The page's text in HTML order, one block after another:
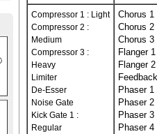
Compressor 1 : Light
Compressor 2 :
Medium
Compressor 3 :
Heavy
Limiter
De-Esser
Noise Gate
Kick Gate 1 :
Regular
Chorus
Chorus 2
Chorus 3
Flanger
Flanger
Feedback
Phaser
Phaser
Phaser
Phaser